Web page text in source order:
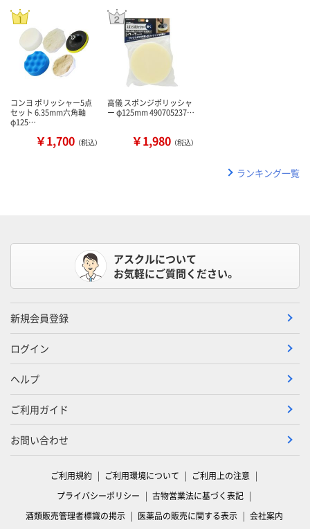
コンヨ ポリッシャー5点
セット 6.35mm六角軸
φ125…
￥1,700 （税込）
高儀 スポンジポリッシャ
ー φ125mm 490705237…
￥1,980 （税込）
ランキング一覧
アスクルについて
お気軽にご質問ください。
新規会員登録
ログイン
ヘルプ
ご利用ガイド
お問い合わせ
ご利用規約 ご利用環境について
ご利用上の注意
プライバシーポリシー
古物営業法に基づく表記
酒類販売管理者標識の掲示
医薬品の販売に関する表示 会社案内